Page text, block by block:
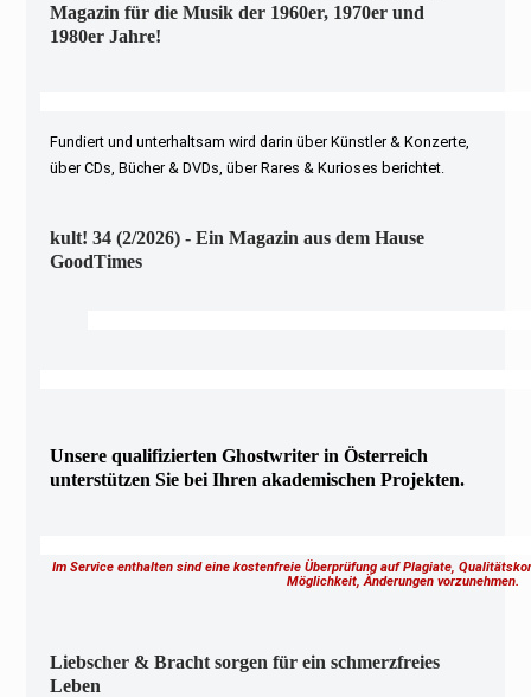
Magazin für die Musik der 1960er, 1970er und
1980er Jahre!
Fundiert und unterhaltsam wird darin über Künstler & Konzerte,
über CDs, Bücher & DVDs, über Rares & Kurioses berichtet.
kult! 34 (2/2026) - Ein Magazin aus dem Hause
GoodTimes
Unsere qualifizierten Ghostwriter in Österreich
unterstützen Sie bei Ihren akademischen Projekten.
Im Service enthalten sind eine kostenfreie Überprüfung auf Plagiate,
Möglichkeit, Änderungen vorzunehmen.
Liebscher & Bracht sorgen für ein schmerzfreies
Leben